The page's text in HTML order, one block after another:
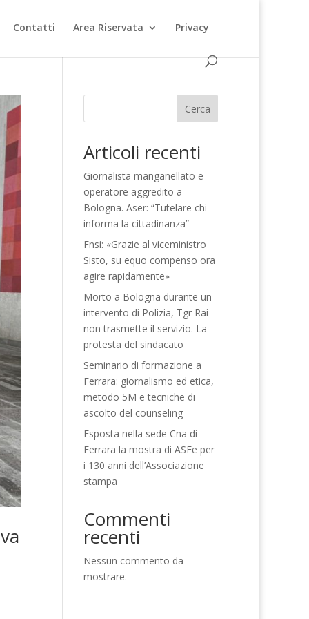
Contatti Area Riservata Privacy
Cerca
Articoli recenti
Giornalista manganellato e
operatore aggredito a
Bologna. Aser: “Tutelare chi
informa la cittadinanza”
Fnsi: «Grazie al viceministro
Sisto, su equo compenso ora
agire rapidamente»
Morto a Bologna durante un
intervento di Polizia, Tgr Rai
non trasmette il servizio. La
protesta del sindacato
Seminario di formazione a
Ferrara: giornalismo ed etica,
metodo 5M e tecniche di
ascolto del counseling
Esposta nella sede Cna di
Ferrara la mostra di ASFe per
i 130 anni dell’Associazione
stampa
Commenti
recenti
Nessun commento da
mostrare.